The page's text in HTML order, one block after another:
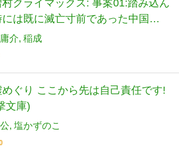
村クライマックス: 事案01:踏み込ん
には既に滅亡寸前であった中国地
(ガガガ文庫 ガさ 14-4)
介 稲成
めぐり ここから先は自己責任です!
文庫)
塩かずのこ